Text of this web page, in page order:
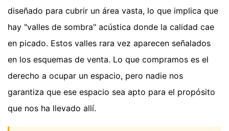
diseñado para cubrir un área vasta, lo que implica que
hay "valles de sombra" acústica donde la calidad cae
en picado. Estos valles rara vez aparecen señalados
en los esquemas de venta. Lo que compramos es el
derecho a ocupar un espacio, pero nadie nos
garantiza que ese espacio sea apto para el propósito
que nos ha llevado allí.